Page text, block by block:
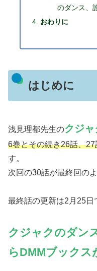
のダンス、
おわりに
はじめに
浅見理都先生のクジ
6巻とその続き26話、
す。
次回の30話が最終回のよ
最終話の更新は2月25日
クジャクのダン
らDMMブックス